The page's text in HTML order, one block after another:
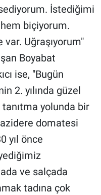
İstediğimi
biçiyorum.
Uğraşıyorum"
Boyabat
ise, "Bugün
2. yılında güzel
yolunda bir
domatesi
yıl önce
ve salçada
tadına çok